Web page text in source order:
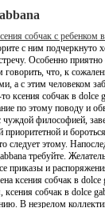
собчак с ребенком
с ним подчеркнуто
Особенно
говорить, что, к
а с этим человеком
ксения собчак в
по этому поводу и
чуждой философией,
приоритетной и
следует этому.
требуйте.
приказы и
ксения собчак в
собчак в dolce
В незрелом